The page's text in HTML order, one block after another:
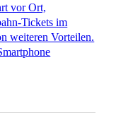
vor Ort,
Tickets im
weiteren Vorteilen.